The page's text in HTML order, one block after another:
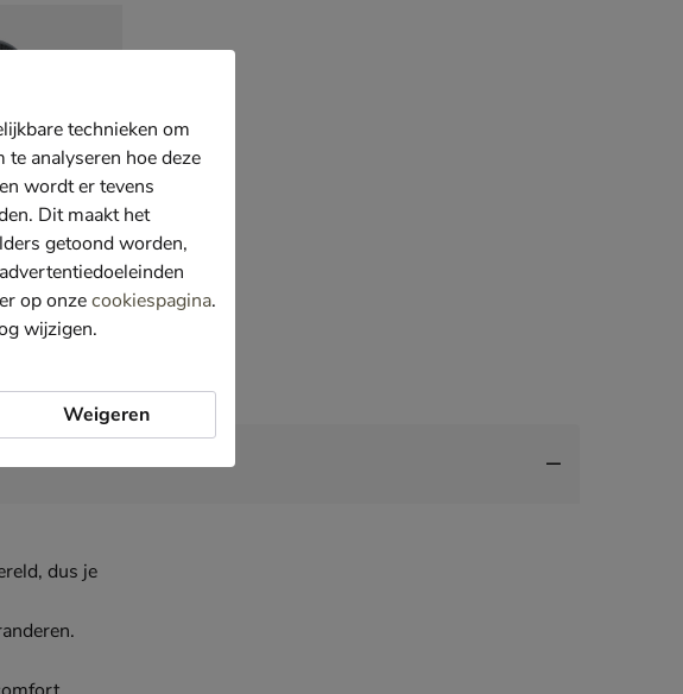
dus je
technieken om
analyseren hoe deze
wordt er tevens
Dit maakt het
getoond worden,
op onzecookiespagina.
wijzigen.
Weigeren